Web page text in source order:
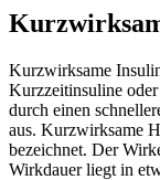
Kurzwirksame
Kurzzeitinsuline
durch einen
aus. Kurzwirksame
bezeichnet. Der
Wirkdauer liegt in